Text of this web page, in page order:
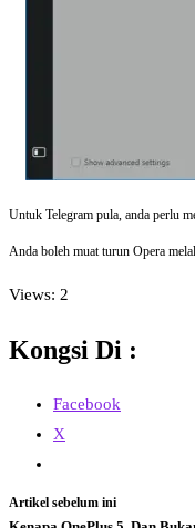
Untuk Telegram pula, anda perlu
Anda boleh muat turun Opera
Views: 2
Kongsi Di :
Facebook
X
Artikel sebelum ini